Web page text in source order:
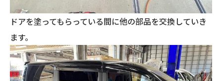
ドアを塗ってもらっている間に他の部品を交換していき
ます。